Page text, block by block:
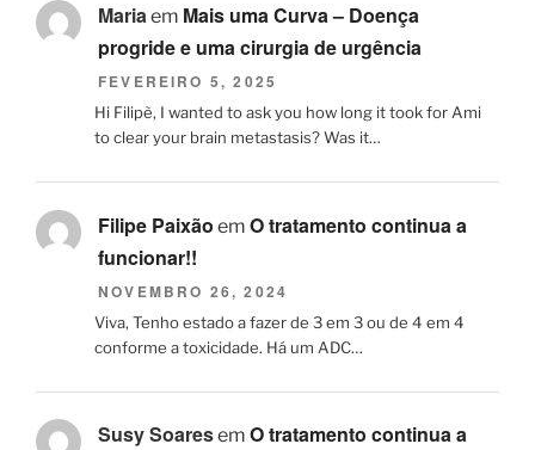
Mariaem Mais uma Curva – Doença
progride e uma cirurgia de urgência
FEVEREIRO 5, 2025
Hi Filipè, I wanted to ask you how long it took for Ami
to clear your brain metastasis? Was it…
Filipe Paixão em O tratamento continua a
funcionar!!
NOVEMBRO 26, 2024
Viva, Tenho estado a fazer de 3 em 3 ou de 4 em 4
conforme a toxicidade. Há um ADC…
Susy Soaresem O tratamento continua a